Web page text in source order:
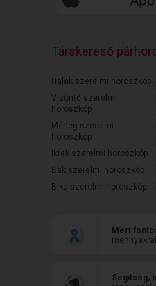
Társkereső
Halak szerelmi horoszkóp
Vízöntő szerelmi
horoszkóp
Mérleg szerelmi
horoszkóp
Ikrek szerelmi horoszkóp
Bak szerelmi horoszkóp
Bika szerelmi horoszkóp
Mert
Segítség,